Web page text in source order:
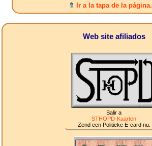
⇑
Ir a la tapa de la página.
Web site afiliados
Salir a
STHOPD-Kaarten
Zend een Politieke E-card nu.